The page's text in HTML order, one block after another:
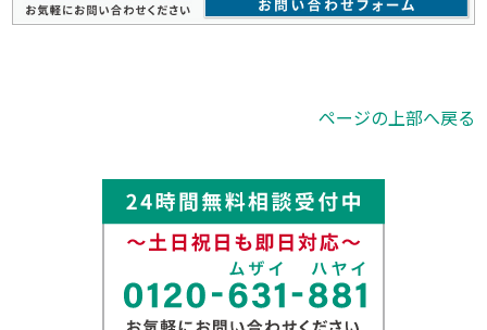
ページの上部へ戻る